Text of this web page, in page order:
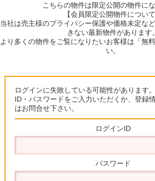
こちらの物件は限定公開の物件にな
【会員限定公開物件について
当社は売主様のプライバシー保護や価格未定な
きない最新物件があります。
より多くの物件をご覧になりたいお客様は「無
い。
ログインに失敗している可能性があります
ID・パスワードをご入力いただくか、登録
はお問合せ下さい。
ログインID
パスワード